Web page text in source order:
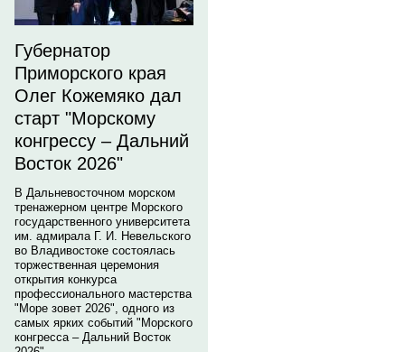
Губернатор
Приморского края
Олег Кожемяко дал
старт "Морскому
конгрессу – Дальний
Восток 2026"
В Дальневосточном морском
тренажерном центре Морского
государственного университета
им. адмирала Г. И. Невельского
во Владивостоке состоялась
торжественная церемония
открытия конкурса
профессионального мастерства
"Море зовет 2026", одного из
самых ярких событий "Морского
конгресса – Дальний Восток